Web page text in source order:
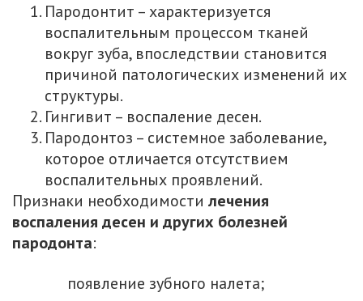
Пародонтит – характеризуется
воспалительным процессом тканей
вокруг зуба, впоследствии становится
причиной патологических изменений их
структуры.
Гингивит – воспаление десен.
Пародонтоз – системное заболевание,
которое отличается отсутствием
воспалительных проявлений.
Признаки необходимости лечения
воспаления десен и других болезней
пародонта:
появление зубного налета;